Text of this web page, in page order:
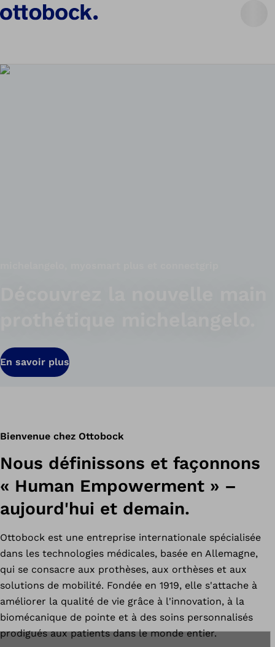
En savoir plus
Bienvenue chez Ottobock
Nous définissons et façonnons
« Human Empowerment » –
aujourd'hui et demain.
Ottobock est une entreprise internationale spécialisée
dans les technologies médicales, basée en Allemagne,
qui se consacre aux prothèses, aux orthèses et aux
solutions de mobilité. Fondée en 1919, elle s'attache à
améliorer la qualité de vie grâce à l'innovation, à la
biomécanique de pointe et à des soins personnalisés
prodigués aux patients dans le monde entier.